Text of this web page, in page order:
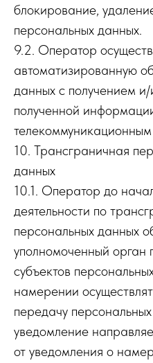
блокирование,
персональных данных.
9.2. Оператор
автоматизированную
данных с получением
полученной
10. Трансграничная
данных
10.1. Оператор до
деятельности по
персональных данных
уполномоченный орган
субъектов
намерении
передачу
уведомление
от уведомления о